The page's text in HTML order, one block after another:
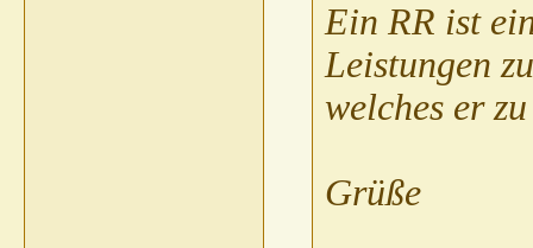
Ein RR ist
Leistungen
welches er
Grüße